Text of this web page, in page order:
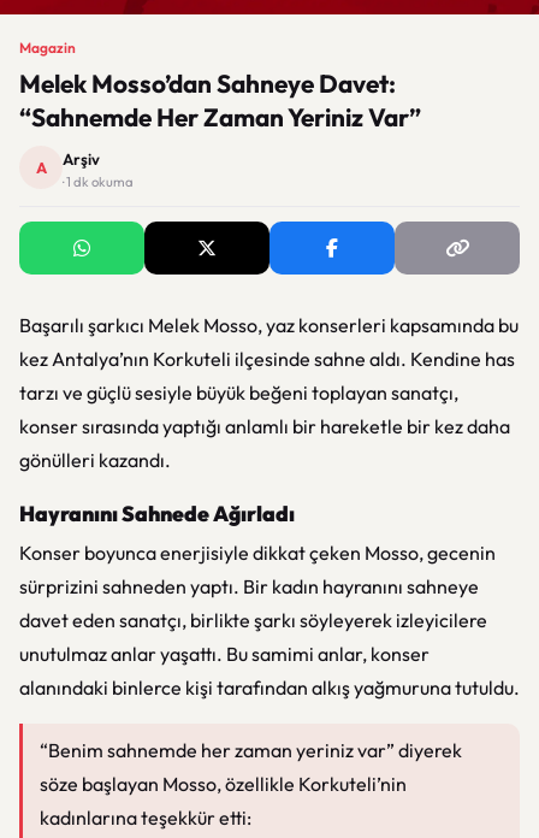
Magazin
Melek Mosso’dan Sahneye Davet:
“Sahnemde Her Zaman Yeriniz Var”
A Arşiv
· 1 dk okuma
Başarılı şarkıcı Melek Mosso, yaz konserleri kapsamında bu
kez Antalya’nın Korkuteli ilçesinde sahne aldı. Kendine has
tarzı ve güçlü sesiyle büyük beğeni toplayan sanatçı,
konser sırasında yaptığı anlamlı bir hareketle bir kez daha
gönülleri kazandı.
Hayranını Sahnede Ağırladı
Konser boyunca enerjisiyle dikkat çeken Mosso, gecenin
sürprizini sahneden yaptı. Bir kadın hayranını sahneye
davet eden sanatçı, birlikte şarkı söyleyerek izleyicilere
unutulmaz anlar yaşattı. Bu samimi anlar, konser
alanındaki binlerce kişi tarafından alkış yağmuruna tutuldu.
“Benim sahnemde her zaman yeriniz var” diyerek
söze başlayan Mosso, özellikle Korkuteli’nin
kadınlarına teşekkür etti: